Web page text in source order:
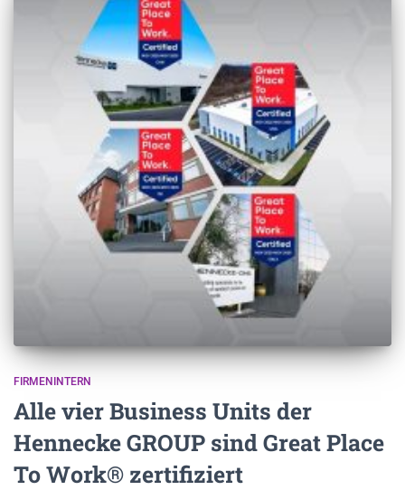
FIRMENINTERN
Alle vier Business Units der
Hennecke GROUP sind Great Place
To Work® zertifiziert